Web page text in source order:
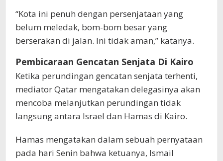
“Kota ini penuh dengan persenjataan yang
belum meledak, bom-bom besar yang
berserakan di jalan. Ini tidak aman,” katanya.
Pembicaraan Gencatan Senjata Di Kairo
Ketika perundingan gencatan senjata terhenti,
mediator Qatar mengatakan delegasinya akan
mencoba melanjutkan perundingan tidak
langsung antara Israel dan Hamas di Kairo.
Hamas mengatakan dalam sebuah pernyataan
pada hari Senin bahwa ketuanya, Ismail